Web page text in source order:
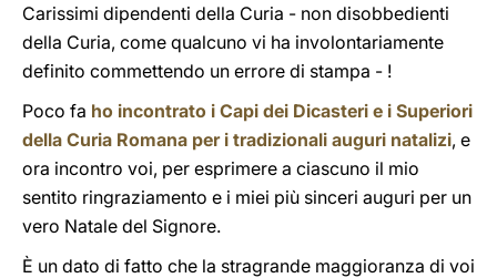
Carissimi dipendenti della Curia - non disobbedienti
della Curia, come qualcuno vi ha involontariamente
definito commettendo un errore di stampa - !
Poco fa ho incontrato i Capi dei Dicasteri e i Superiori
della Curia Romana per i tradizionali auguri natalizi, e
ora incontro voi, per esprimere a ciascuno il mio
sentito ringraziamento e i miei più sinceri auguri per un
vero Natale del Signore.
È un dato di fatto che la stragrande maggioranza di voi